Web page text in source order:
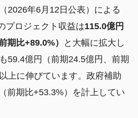
2026年6月12日公表）による
プロジェクト収益は115.0億円
期比+89.0%）
と大幅に拡大し
59.4億円（前期24.5億円、前期
上に伸びています。政府補助
前期比+53.3%）を計上してい